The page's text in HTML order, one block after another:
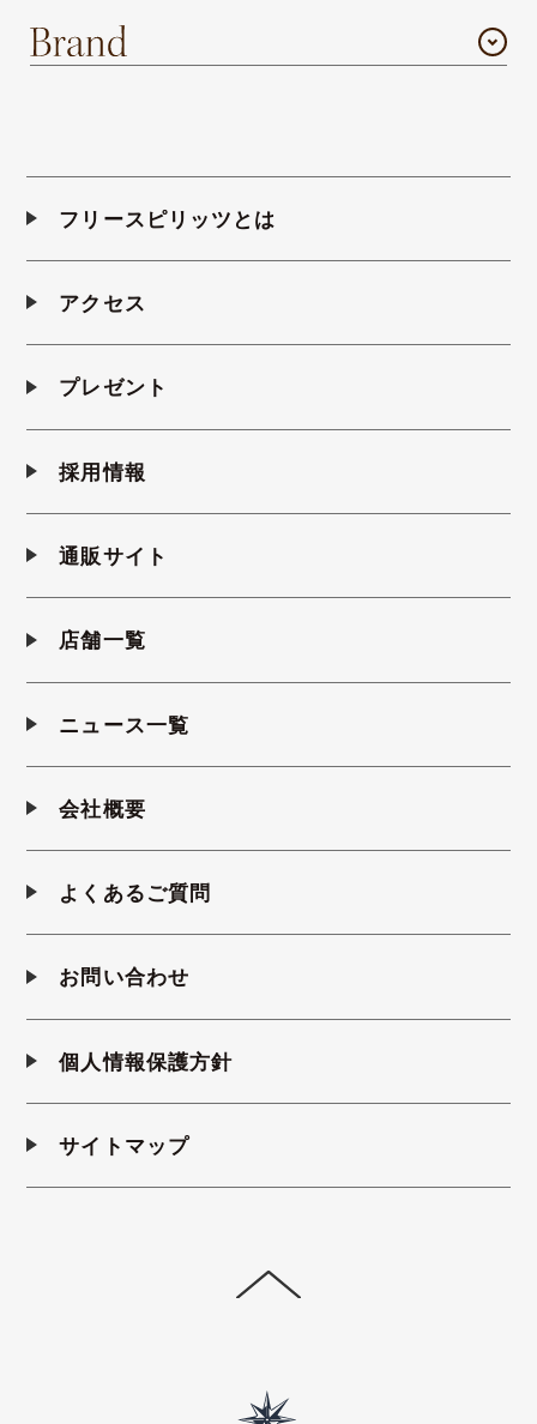
フリースピリッツとは
アクセス
プレゼント
採用情報
通販サイト
店舗一覧
ニュース一覧
会社概要
よくあるご質問
お問い合わせ
個人情報保護方針
サイトマップ